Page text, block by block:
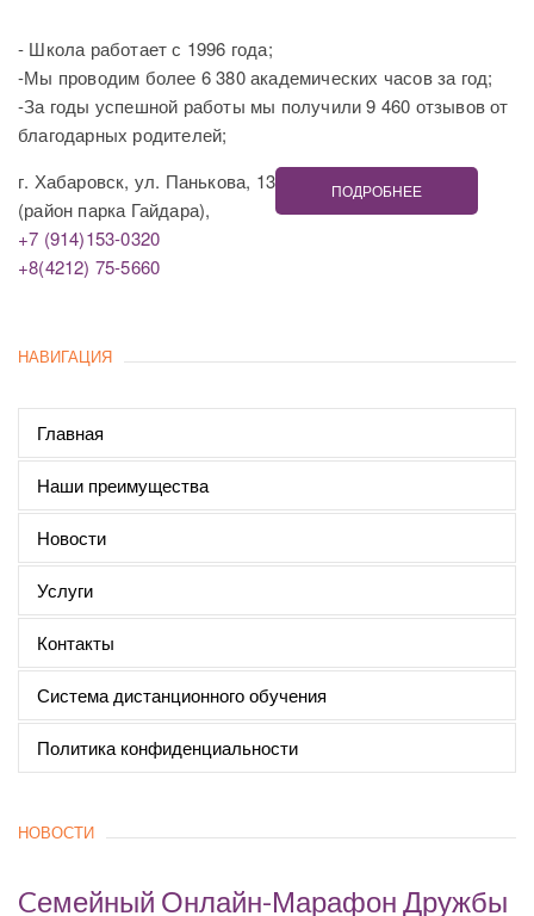
- Школа работает с 1996 года;
-Мы проводим более 6 380 академических часов за год;
-За годы успешной работы мы получили 9 460 отзывов от
благодарных родителей;
г. Хабаровск, ул. Панькова, 13
(район парка Гайдара),
+7 (914)153-0320
+8(4212) 75-5660
ПОДРОБНЕЕ
НАВИГАЦИЯ
Главная
Наши преимущества
Новости
Услуги
Контакты
Система дистанционного обучения
Политика конфиденциальности
НОВОСТИ
Cемейный Онлайн-Марафон Дружбы